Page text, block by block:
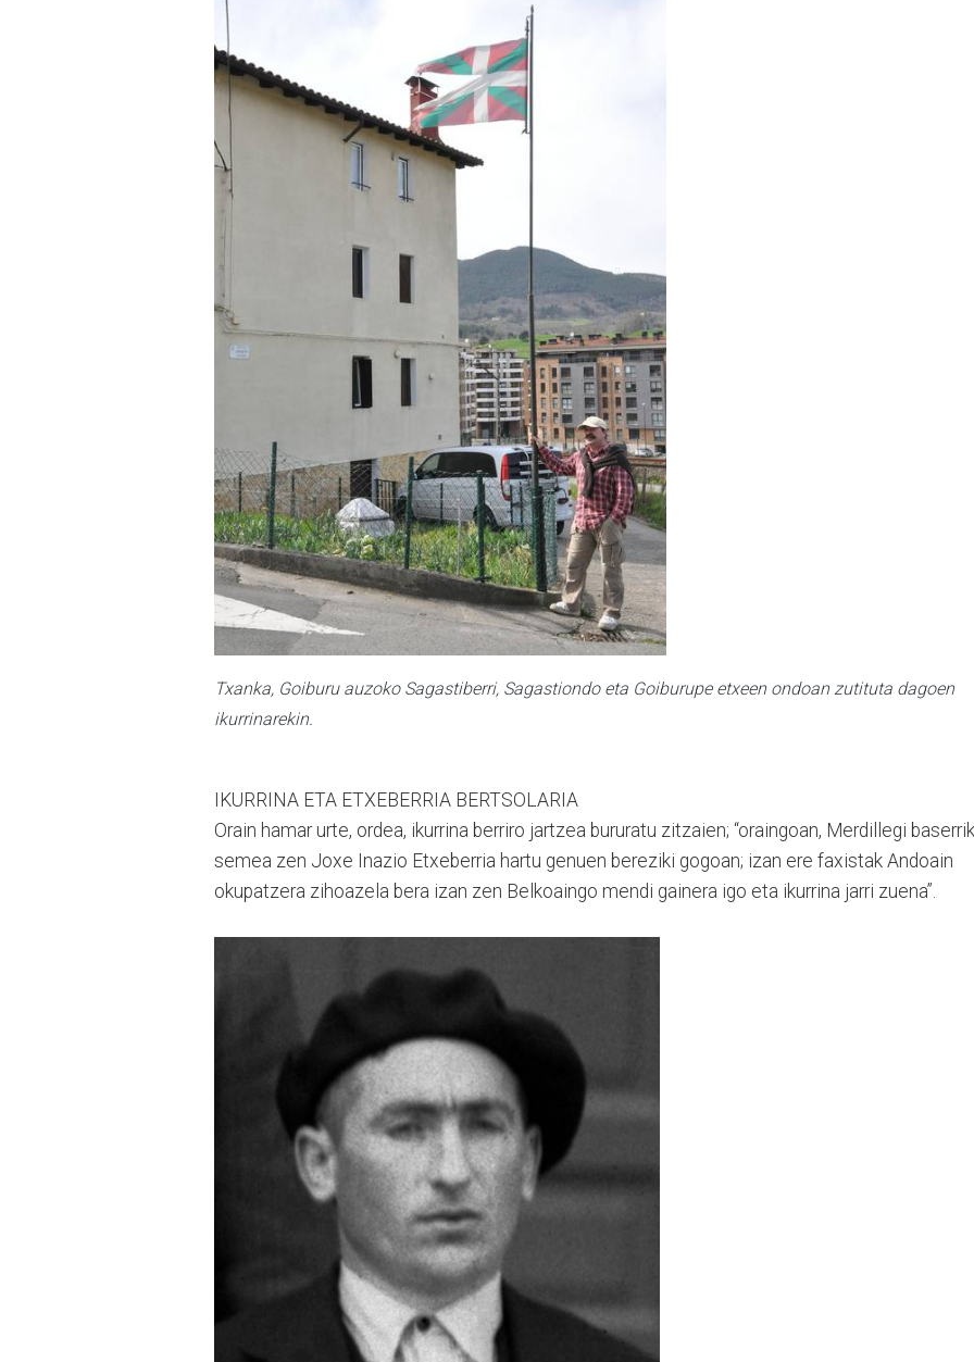
Txanka, Goiburu auzoko Sagastiberri, Sagastiondo eta Goiburupe etxeen ondoan zutituta dagoen
ikurrinarekin.
IKURRINA ETA ETXEBERRIA BERTSOLARIA
Orain hamar urte, ordea, ikurrina berriro jartzea bururatu zitzaien; “oraingoan, Merdillegi
semea zen Joxe Inazio Etxeberria hartu genuen bereziki gogoan; izan ere faxistak Andoain
okupatzera zihoazela bera izan zen Belkoaingo mendi gainera igo eta ikurrina jarri zuena”.